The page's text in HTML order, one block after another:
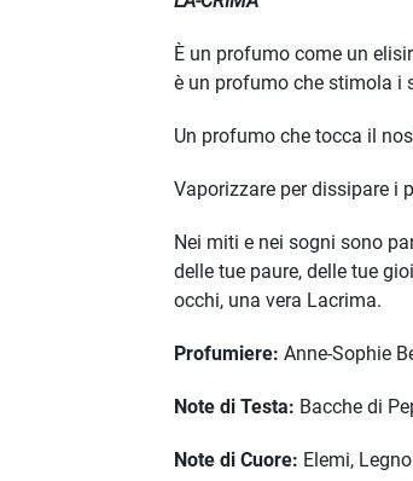
È un profumo come un
è un profumo che stimola i
Un profumo che tocca il
Vaporizzare per dissipare i
Nei miti e nei sogni sono
delle tue paure, delle tue
occhi, una vera Lacrima.
Profumiere: Anne-Sophie
Note di Testa: Bacche di
Note di Cuore: Elemi,